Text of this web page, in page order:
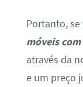
Portanto, se
móveis
através da
e um preço